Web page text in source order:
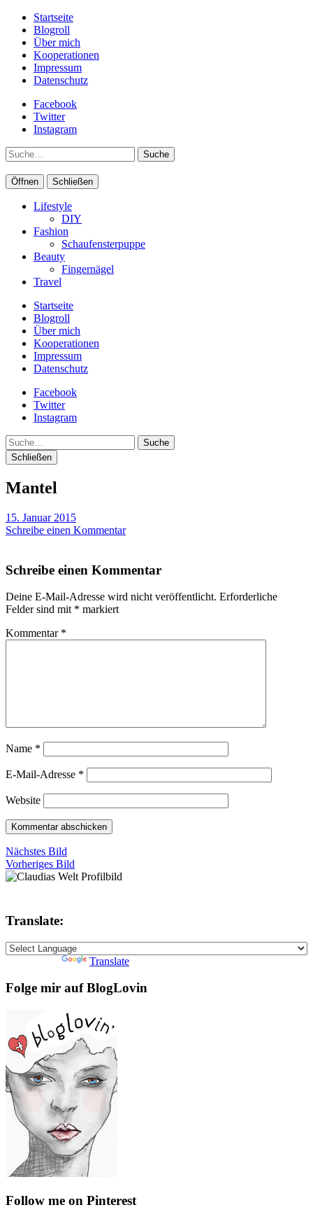
Startseite
Blogroll
Über mich
Kooperationen
Impressum
Datenschutz
Facebook
Twitter
Instagram
Suche
Öffnen Schließen
Lifestyle
DIY
Fashion
Schaufensterpuppe
Beauty
Fingernägel
Travel
Startseite
Blogroll
Über mich
Kooperationen
Impressum
Datenschutz
Facebook
Twitter
Instagram
Suche
Schließen
Mantel
15. Januar 2015
Schreibe einen Kommentar
Schreibe einen Kommentar
Deine E-Mail-Adresse wird nicht veröffentlicht. Erforderliche
Felder sind mit * markiert
Kommentar *
Name *
E-Mail-Adresse *
Website
Nächstes Bild
Vorheriges Bild
Translate:
Translate
Folge mir auf BlogLovin
Follow me on Pinterest